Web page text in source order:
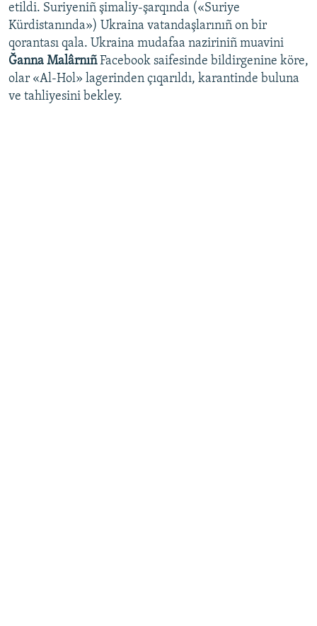
etildi. Suriyeniñ şimaliy-şarqında («Suriye
Kürdistanında») Ukraina vatandaşlarınıñ on bir
qorantası qala. Ukraina mudafaa naziriniñ muavini
Ğanna MalârnıñFacebook saifesinde bildirgenine köre,
olar «Al-Hol» lagerinden çıqarıldı, karantinde buluna
ve tahliyesini bekley.